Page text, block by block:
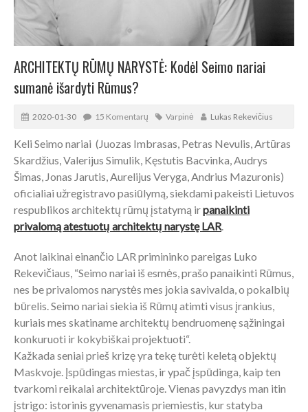
ARCHITEKTŲ RŪMŲ NARYSTĖ: Kodėl Seimo nariai
sumanė išardyti Rūmus?
2020-01-30 15 Komentarų Varpinė Lukas Rekevičius
Keli Seimo nariai (Juozas Imbrasas, Petras Nevulis, Artūras
Skardžius, Valerijus Simulik, Kęstutis Bacvinka, Audrys
Šimas, Jonas Jarutis, Aurelijus Veryga, Andrius Mazuronis)
oficialiai užregistravo pasiūlymą, siekdami pakeisti Lietuvos
respublikos architektų rūmų įstatymą irpanaikinti
privalomą atestuotų architektų narystę LAR
Anot laikinai einančio LAR primininko pareigas Luko
Rekevičiaus, “Seimo nariai iš esmės, prašo panaikinti Rūmus,
nes be privalomos narystės mes jokia savivalda, o pokalbių
būrelis. Seimo nariai siekia iš Rūmų atimti visus įrankius,
kuriais mes skatiname architektų bendruomenę sąžiningai
konkuruoti ir kokybiškai projektuoti“.
Kažkada seniai prieš krizę yra tekę turėti keletą objektų
Maskvoje. Įspūdingas miestas, ir ypač įspūdinga, kaip ten
tvarkomi reikalai architektūroje. Vienas pavyzdys man itin
įstrigo: istorinis gyvenamasis priemiestis, kur statyba